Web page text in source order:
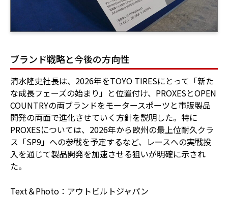
ブランド戦略と今後の方向性
清水隆史社長は、2026年をTOYO TIRESにとって「新た
な成長フェーズの始まり」と位置付け、PROXESとOPEN
COUNTRYの両ブランドをモータースポーツと市販製品
開発の両面で進化させていく方針を説明した。特に
PROXESについては、2026年から欧州の最上位耐久クラ
ス「SP9」への参戦を予定するなど、レースへの実戦投
入を通じて製品開発を加速させる狙いが明確に示され
た。
Text＆Photo：アウトビルトジャパン